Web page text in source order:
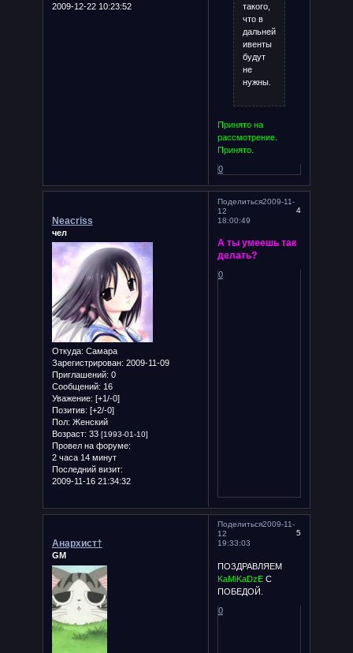
2009-12-22 10:23:52
такого,
что в
дальнейшем
ивенты
будут
не
нужны.
Принято на
рассмотрение.
Принято.
0
Поделиться
4
2009-11-
12
18:00:49
Neacriss
чел
Откуда: Самара
Зарегистрирован: 2009-11-09
Приглашений: 0
Сообщений: 16
Уважение: [+1/-0]
Позитив: [+2/-0]
Пол: Женский
Возраст: 33 [1993-01-10]
Провел на форуме:
2 часа 14 минут
Последний визит:
2009-11-16 21:34:32
А ты умеешь так
делать?
0
Поделиться
5
2009-11-
12
19:33:03
Анархист†
GM
ПОЗДРАВЛЯЕМ
KaMiKaDzEС
ПОБЕДОЙ.
0